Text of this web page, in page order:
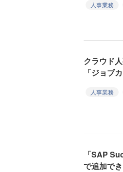
人事業務
クラウド
「ジョブ
人事業務
「SAP
で追加で